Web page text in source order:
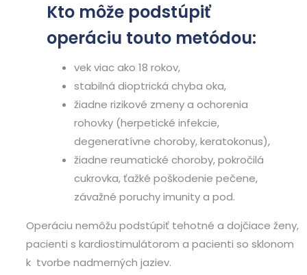
Kto môže podstúpiť
operáciu touto metódou:
vek viac ako 18 rokov,
stabilná dioptrická chyba oka,
žiadne rizikové zmeny a ochorenia
rohovky (herpetické infekcie,
degeneratívne choroby, keratokonus),
žiadne reumatické choroby, pokročilá
cukrovka, ťažké poškodenie pečene,
závažné poruchy imunity a pod.
Operáciu nemôžu podstúpiť tehotné a dojčiace ženy,
pacienti s kardiostimulátorom a pacienti so sklonom
k tvorbe nadmerných jaziev.